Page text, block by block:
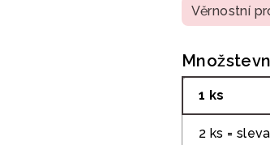
Věrnostní
1 ks
2 ks =